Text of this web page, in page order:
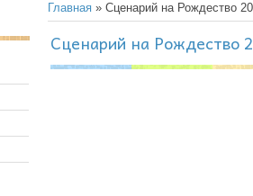
Главная » Сценарий на Рождество
Сценарий на Рождество